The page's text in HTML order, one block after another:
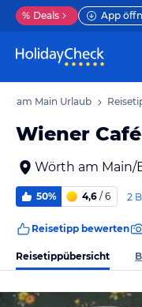
% Deals App
am Main Urlaub
Wiener Café
Wörth am Main/
50% 4,6 / 6 2
Reisetipp bewerten
Reisetippübersicht